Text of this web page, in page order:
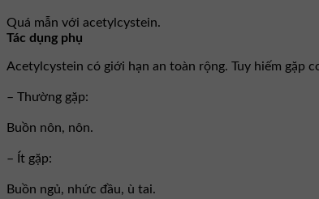
Quá mẫn với acetylcystein.
Tác dụng phụ
Acetylcystein có giới hạn an toàn rộng. Tuy hiếm gặp
– Thường gặp:
Buồn nôn, nôn.
– Ít gặp:
Buồn ngủ, nhức đầu, ù tai.